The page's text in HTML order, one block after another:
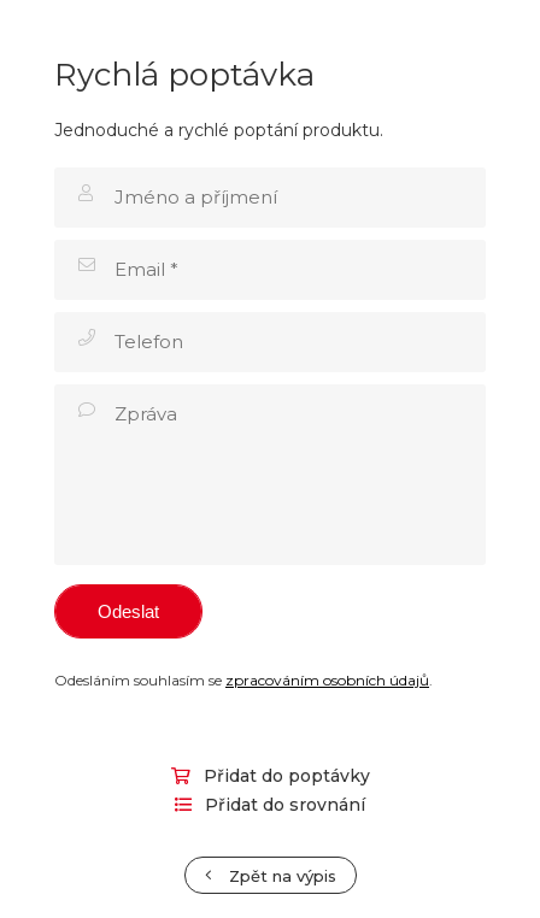
Rychlá poptávka
Jednoduché a rychlé poptání produktu.
Odesláním souhlasím se zpracováním osobních údajů.
Přidat do poptávky
Přidat do srovnání
Zpět na výpis